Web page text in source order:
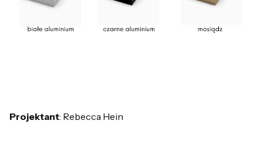
Projektant: Rebecca Hein